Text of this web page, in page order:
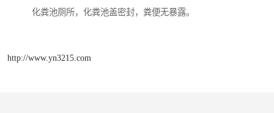
化粪池厕所，化粪池盖密封，粪便无暴露。
http://www.yn3215.com